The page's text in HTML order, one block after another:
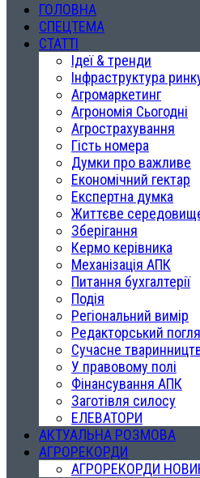
ГОЛОВНА
СПЕЦТЕМА
СТАТТІ
Ідеї & тренди
Інфраструктура
Агромаркетинг
Агрономія Сьогодні
Агрострахування
Гість номера
Думки про важливе
Економічний гектар
Експертна думка
Життєве
Зберігання
Кермо керівника
Механізація АПК
Питання бухгалтерії
Подія
Регіональний вимір
Редакторський
Сучасне
У правовому полі
Фінансування АПК
Заготівля силосу
ЕЛЕВАТОРИ
АКТУАЛЬНА РОЗМОВА
АГРОРЕКОРДИ
АГРОРЕКОРДИ